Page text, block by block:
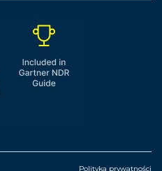
Polityka prywatności